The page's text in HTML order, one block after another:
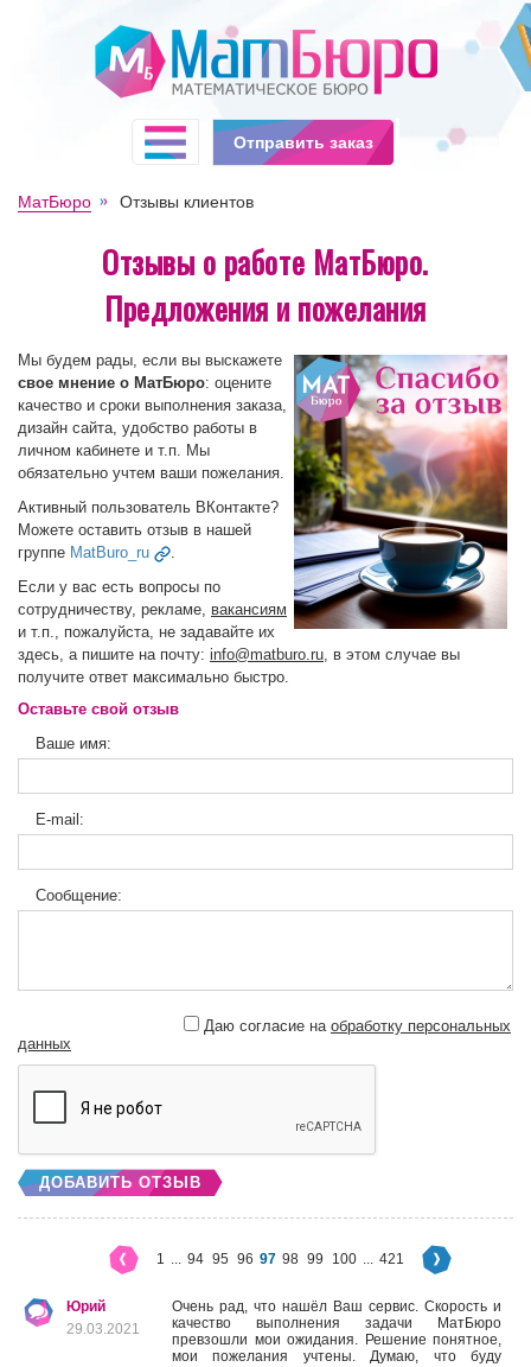
МатБюро Отзывы клиентов
Отзывы о работе МатБюро.
Предложения и пожелания
Мы будем рады, если вы выскажете
свое мнение о МатБюро: оцените
качество и сроки выполнения заказа,
дизайн сайта, удобство работы в
личном кабинете и т.п. Мы
обязательно учтем ваши пожелания.
Активный пользователь ВКонтакте?
Можете оставить отзыв в нашей
группе MatBuro_ru
.
Если у вас есть вопросы по
сотрудничеству, рекламе, вакансиям
и т.п., пожалуйста, не задавайте их
здесь, а пишите на почту: info@matburo.ru, в этом случае вы
получите ответ максимально быстро.
Оставьте свой отзыв
Ваше имя:
E-mail:
Сообщение:
Даю согласие на обработку персональных
данных
ДОБАВИТЬ ОТЗЫВ
1 ... 94 95 96 97 98 99 100 ... 421
Юрий
29.03.2021
Очень рад, что нашёл Ваш сервис. Скорость и
качество выполнения задачи МатБюро
превзошли мои ожидания. Решение понятное,
мои пожелания учтены. Думаю, что буду
Отправить заказ